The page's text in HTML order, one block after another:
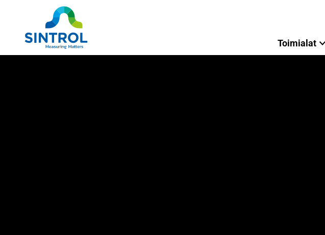
Toimialat